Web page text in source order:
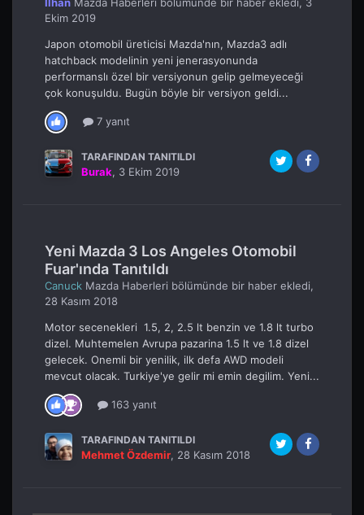
Ekim 2019
Japon otomobil üreticisi Mazda'nın, Mazda3 adlı
hatchback modelinin yeni jenerasyonunda
performanslı özel bir versiyonun gelip gelmeyeceği
çok konuşuldu. Bugün böyle bir versiyon geldi...
7 yanıt
TARAFINDAN TANITILDI
Burak, 3 Ekim 2019
Yeni Mazda 3 Los Angeles Otomobil
Fuar'ında Tanıtıldı
Canuck Mazda Haberleri bölümünde bir haber ekledi,
28 Kasım 2018
Motor secenekleri 1.5, 2, 2.5 lt benzin ve 1.8 lt turbo
dizel. Muhtemelen Avrupa pazarina 1.5 lt ve 1.8 dizel
gelecek. Onemli bir yenilik, ilk defa AWD modeli
mevcut olacak. Turkiye'ye gelir mi emin degilim. Yeni...
163 yanıt
TARAFINDAN TANITILDI
Mehmet Özdemir, 28 Kasım 2018